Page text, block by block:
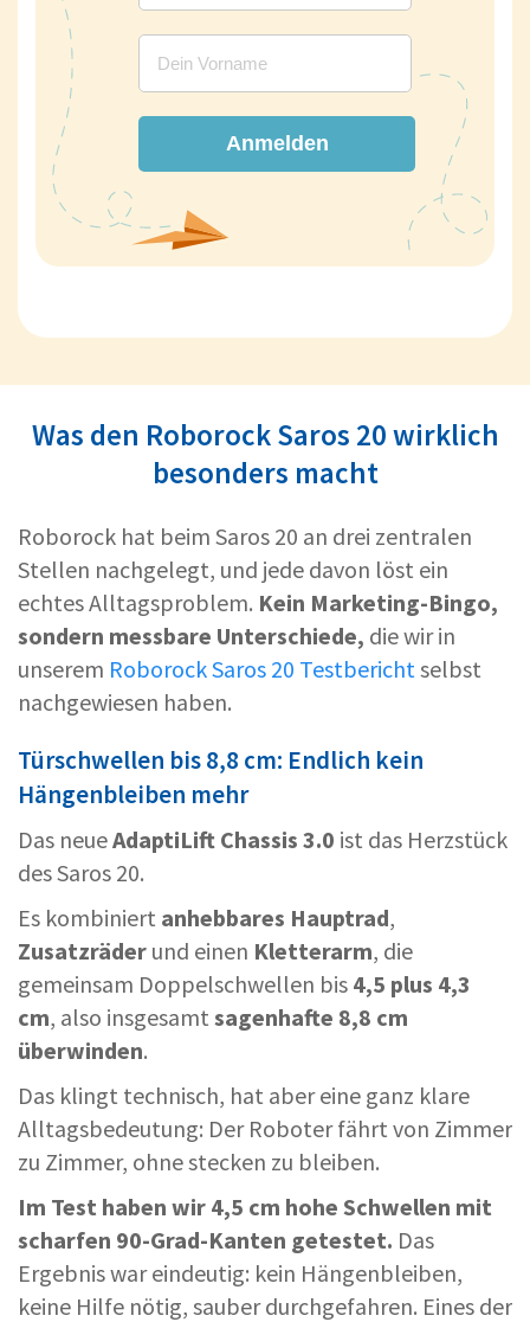
Anmelden
Was den Roborock Saros 20 wirklich
besonders macht
Roborock hat beim Saros 20 an drei zentralen
Stellen nachgelegt, und jede davon löst ein
echtes Alltagsproblem. Kein Marketing-Bingo,
sondern messbare Unterschiede, die wir in
unserem Roborock Saros 20 Testbericht selbst
nachgewiesen haben.
Türschwellen bis 8,8 cm: Endlich kein
Hängenbleiben mehr
Das neueAdaptiLift Chassis 3.0 ist das Herzstück
des Saros 20.
Es kombiniert anhebbares Hauptrad,
Zusatzräder und einen Kletterarm, die
gemeinsam Doppelschwellen bis 4,5 plus 4,3
cm, also insgesamt sagenhafte 8,8 cm
überwinden.
Das klingt technisch, hat aber eine ganz klare
Alltagsbedeutung: Der Roboter fährt von Zimmer
zu Zimmer, ohne stecken zu bleiben.
Im Test haben wir 4,5 cm hohe Schwellen mit
scharfen 90-Grad-Kanten getestet. Das
Ergebnis war eindeutig: kein Hängenbleiben,
keine Hilfe nötig, sauber durchgefahren. Eines der